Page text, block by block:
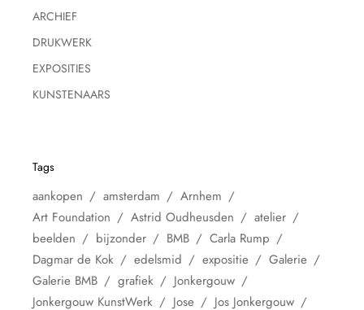
ARCHIEF
DRUKWERK
EXPOSITIES
KUNSTENAARS
Tags
aankopen amsterdam
Arnhem
Art Foundation
Astrid Oudheusden
atelier
beelden
bijzonder BMB
Carla Rump
Dagmar de Kok
edelsmid expositie
Galerie
Galerie BMB
grafiek
Jonkergouw
Jonkergouw KunstWerk
Jose
Jos Jonkergouw